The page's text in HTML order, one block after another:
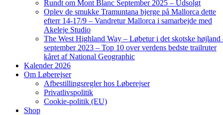
Rundt om Mont Blanc September 2025 – Udsolgt
Oplev de smukke Tramuntana bjerge på Mallorca dette
efterr 14-17/9 – Vandretur Mallorca i samarbejde med
Akeleje Studio
The West Highland Way – Løbetur i det skotske højland
september 2023 – Top 10 over verdens bedste trailruter
kåret af National Geographic
Kalender 2026
Om Løberejser
Afbestillingsregler hos Løberejser
Privatlivspolitik
Cookie-politik (EU)
Shop